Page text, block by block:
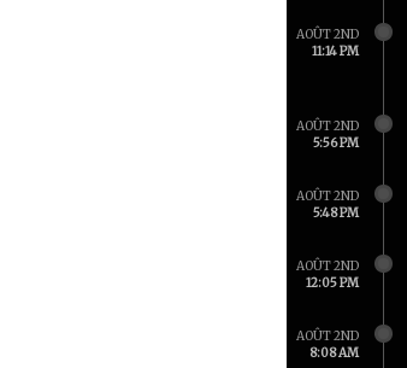
AOÛT 2ND
11:14 PM
AOÛT 2ND
5:56 PM
AOÛT 2ND
5:48 PM
AOÛT 2ND
12:05 PM
AOÛT 2ND
8:08 AM